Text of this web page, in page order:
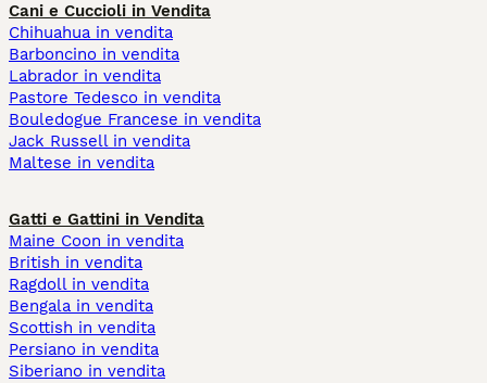
Cani e Cuccioli in Vendita
Chihuahua in vendita
Barboncino in vendita
Labrador in vendita
Pastore Tedesco in vendita
Bouledogue Francese in vendita
Jack Russell in vendita
Maltese in vendita
Gatti e Gattini in Vendita
Maine Coon in vendita
British in vendita
Ragdoll in vendita
Bengala in vendita
Scottish in vendita
Persiano in vendita
Siberiano in vendita